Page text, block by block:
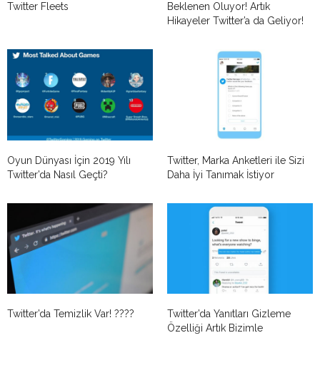
Twitter Fleets
Beklenen Oluyor! Artık
Hikayeler Twitter’a da Geliyor!
Oyun Dünyası İçin 2019 Yılı
Twitter’da Nasıl Geçti?
Twitter, Marka Anketleri ile Sizi
Daha İyi Tanımak İstiyor
Twitter’da Temizlik Var! ????
Twitter’da Yanıtları Gizleme
Özelliği Artık Bizimle